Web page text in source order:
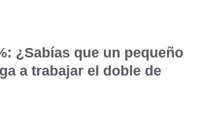
¿Sabías que un pequeño
a trabajar el doble de